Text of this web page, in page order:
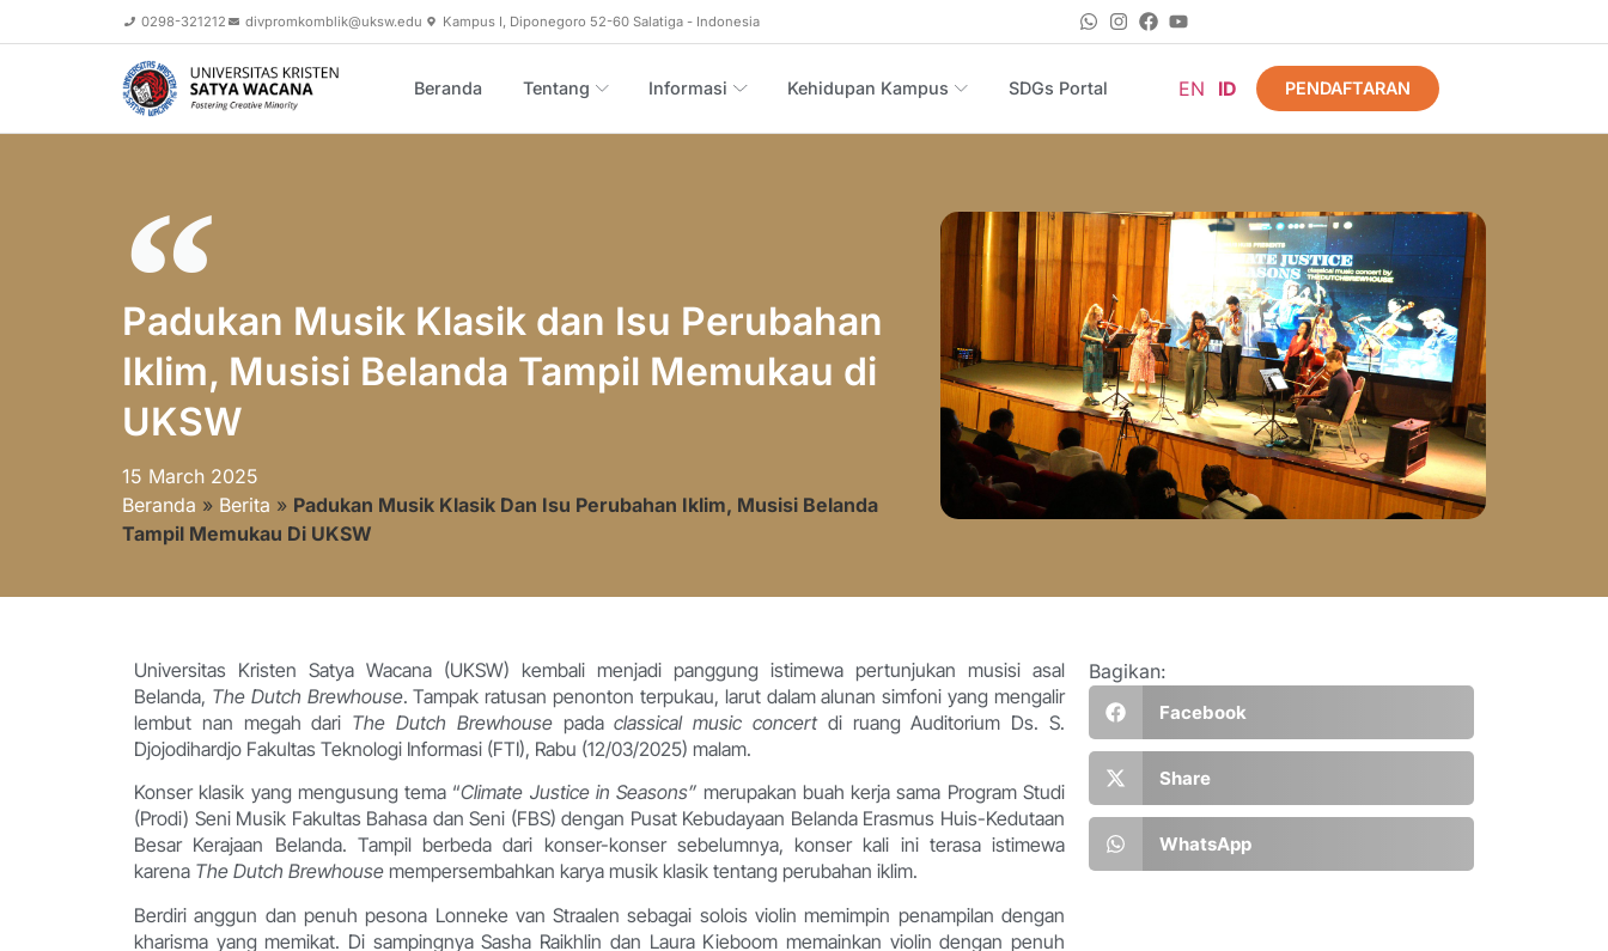
0298-321212 divpromkomblik@uksw.edu Kampus I, Diponegoro 52-60 Salatiga - Indonesia
Beranda Tentang Informasi Kehidupan Kampus SDGs Portal EN ID PENDAFTARAN
Padukan Musik Klasik dan Isu Perubahan
Iklim, Musisi Belanda Tampil Memukau di
UKSW
15 March 2025
Beranda » Berita » Padukan Musik Klasik Dan Isu Perubahan Iklim, Musisi Belanda
Tampil Memukau Di UKSW
Universitas Kristen Satya Wacana (UKSW) kembali menjadi panggung istimewa pertunjukan musisi asal
Belanda, The Dutch Brewhouse. Tampak ratusan penonton terpukau, larut dalam alunan simfoni yang mengalir
lembut nan megah dari The Dutch Brewhouse padaclassical music concertdi ruang Auditorium Ds. S.
Djojodihardjo Fakultas Teknologi Informasi (FTI), Rabu (12/03/2025) malam.
Konser klasik yang mengusung tema “Climate Justice in Seasons” merupakan buah kerja sama Program Studi
(Prodi) Seni Musik Fakultas Bahasa dan Seni (FBS) dengan Pusat Kebudayaan Belanda Erasmus Huis-Kedutaan
Besar Kerajaan Belanda. Tampil berbeda dari konser-konser sebelumnya, konser kali ini terasa istimewa
karena The Dutch Brewhouse mempersembahkan karya musik klasik tentang perubahan iklim.
Berdiri anggun dan penuh pesona Lonneke van Straalen sebagai solois violin memimpin penampilan dengan
kharisma yang memikat. Di sampingnya Sasha Raikhlin dan Laura Kieboom memainkan violin dengan penuh
Bagikan:
Facebook
Share
WhatsApp